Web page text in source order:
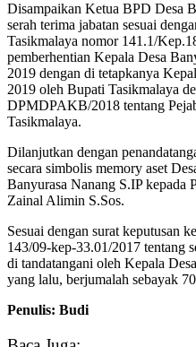
Disampaikan Ketua BPD Desa
serah terima jabatan sesuai
Tasikmalaya nomor 141.1/
pemberhentian Kepala Desa
2019 dengan di tetapkanya
2019 oleh Bupati Tasikmalaya
DPMDPAKB/2018 tentang
Tasikmalaya.
Dilanjutkan dengan
secara simbolis memory aset
Banyurasa Nanang S.IP kepada
Zainal Alimin S.Sos.
Sesuai dengan surat keputusan
143/09-kep-33.01/2017 tentang
di tandatangani oleh Kepala
yang lalu, berjumalah sebayak
Penulis: Budi